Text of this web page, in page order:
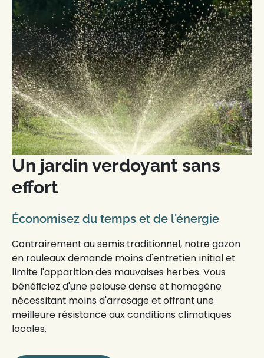
Un jardin verdoyant sans
effort
Économisez du temps et de l'énergie
Contrairement au semis traditionnel, notregazon
en rouleauxdemande moins d'entretien initial et
limite l'apparition des mauvaises herbes. Vous
bénéficiez d'une pelouse dense et homogène
nécessitant moins d'arrosage et offrant une
meilleure résistance aux conditions climatiques
locales.